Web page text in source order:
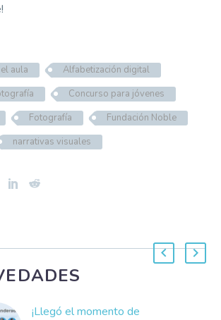
aula
Alfabetización digital
Concurso para jóvenes
Fotografía
Fundación Noble
narrativas visuales
¡Llegó el momento de